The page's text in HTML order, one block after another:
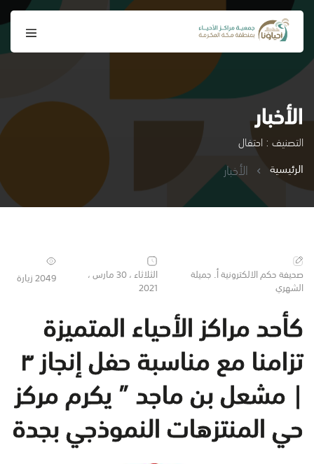
الأخبار
التصنيف : احتفال
الرئيسية
الأخبار
صحيفة حكم الالكترونية أ. جميلة
الشهري
الثلاثاء ، 30 مارس ،
2021
2049 زيارة
كأحد مراكز الأحياء المتميزة
تزامنا مع مناسبة حفل إنجاز ٣
| مشعل بن ماجد ” يكرم مركز
حي المنتزهات النموذجي بجدة